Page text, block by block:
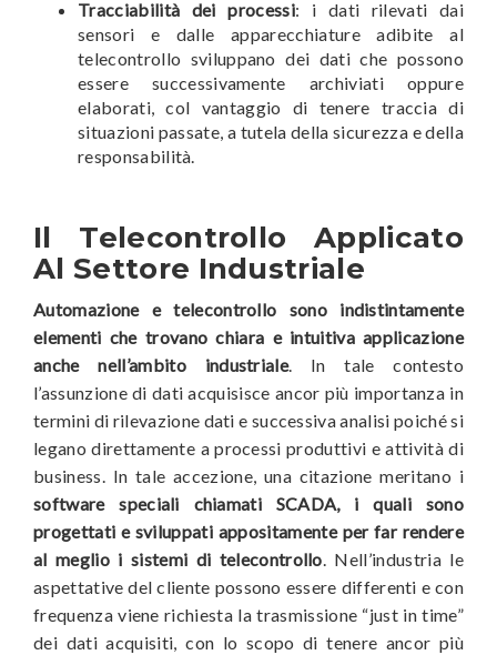
Tracciabilità dei processi: i dati rilevati dai
sensori e dalle apparecchiature adibite al
telecontrollo sviluppano dei dati che possono
essere successivamente archiviati oppure
elaborati, col vantaggio di tenere traccia di
situazioni passate, a tutela della sicurezza e della
responsabilità.
Il Telecontrollo Applicato
Al Settore Industriale
Automazione e telecontrollo sono indistintamente
elementi che trovano chiara e intuitiva applicazione
anche nell’ambito industriale. In tale contesto
l’assunzione di dati acquisisce ancor più importanza in
termini di rilevazione dati e successiva analisi poiché si
legano direttamente a processi produttivi e attività di
business. In tale accezione, una citazione meritano i
software speciali chiamati SCADA, i quali sono
progettati e sviluppati appositamente per far rendere
al meglio i sistemi di telecontrollo. Nell’industria le
aspettative del cliente possono essere differenti e con
frequenza viene richiesta la trasmissione “just in time”
dei dati acquisiti, con lo scopo di tenere ancor più